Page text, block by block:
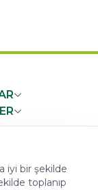
iyi bir şekilde
toplanıp